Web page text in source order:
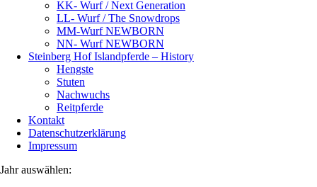
KK- Wurf / Next Generation
LL- Wurf / The Snowdrops
MM-Wurf NEWBORN
NN- Wurf NEWBORN
Steinberg Hof Islandpferde – History
Hengste
Stuten
Nachwuchs
Reitpferde
Kontakt
Datenschutzerklärung
Impressum
Jahr auswählen: